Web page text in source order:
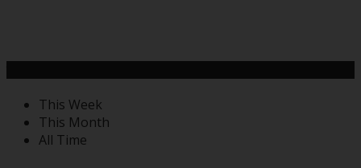
This Week
This Month
All Time